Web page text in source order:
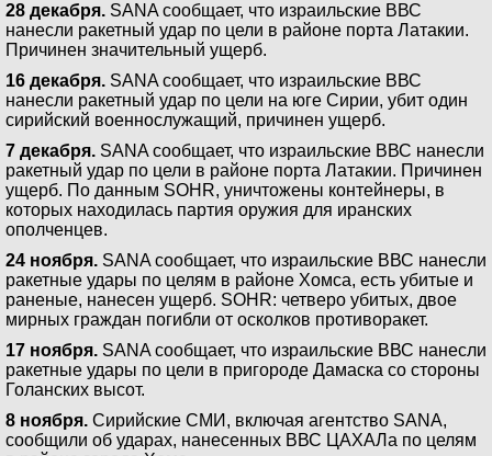
28 декабря. SANA сообщает, что израильские ВВС
нанесли ракетный удар по цели в районе порта Латакии.
Причинен значительный ущерб.
16 декабря. SANA сообщает, что израильские ВВС
нанесли ракетный удар по цели на юге Сирии, убит один
сирийский военнослужащий, причинен ущерб.
7 декабря. SANA сообщает, что израильские ВВС нанесли
ракетный удар по цели в районе порта Латакии. Причинен
ущерб. По данным SOHR, уничтожены контейнеры, в
которых находилась партия оружия для иранских
ополченцев.
24 ноября. SANA сообщает, что израильские ВВС нанесли
ракетные удары по целям в районе Хомса, есть убитые и
раненые, нанесен ущерб. SOHR: четверо убитых, двое
мирных граждан погибли от осколков противоракет.
17 ноября. SANA сообщает, что израильские ВВС нанесли
ракетные удары по цели в пригороде Дамаска со стороны
Голанских высот.
8 ноября. Сирийские СМИ, включая агентство SANA,
сообщили об ударах, нанесенных ВВС ЦАХАЛа по целям